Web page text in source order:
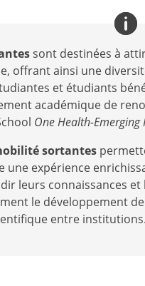
sont destinées à
offrant ainsi une
et étudiants
académique de
One Health-Emerging
sortantes
expérience
leurs connaissances
le développement
entre institutions.